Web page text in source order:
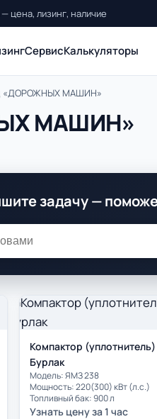
цена, лизинг, наличие
СервисКалькуляторы
«ДОРОЖНЫХ МАШИН»
МАШИН»
задачу —
Компактор
Бурлак
Модель: ЯМЗ 238
Мощность: 220(300) кВт (л.с.)
Топливный бак: 900 л
Узнать цену за 1 час